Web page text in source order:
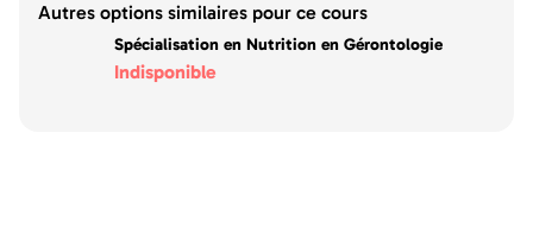
Autres options similaires pour ce cours
Spécialisation en Nutrition en Gérontologie
Indisponible